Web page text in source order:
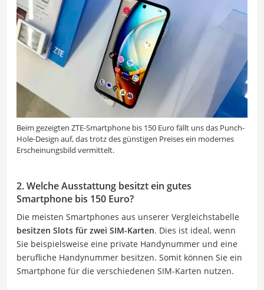
Beim gezeigten ZTE-Smartphone bis 150 Euro fällt uns das Punch-
Hole-Design auf, das trotz des günstigen Preises ein modernes
Erscheinungsbild vermittelt.
2. Welche Ausstattung besitzt ein gutes
Smartphone bis 150 Euro?
Die meisten Smartphones aus unserer Vergleichstabelle
besitzen Slots für zwei SIM-Karten. Dies ist ideal, wenn
Sie beispielsweise eine private Handynummer und eine
berufliche Handynummer besitzen. Somit können Sie ein
Smartphone für die verschiedenen SIM-Karten nutzen.